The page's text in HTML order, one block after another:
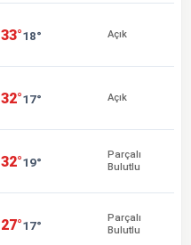
33°18° Açık
32°17° Açık
32°19°
Parçalı
Bulutlu
27°17°
Parçalı
Bulutlu